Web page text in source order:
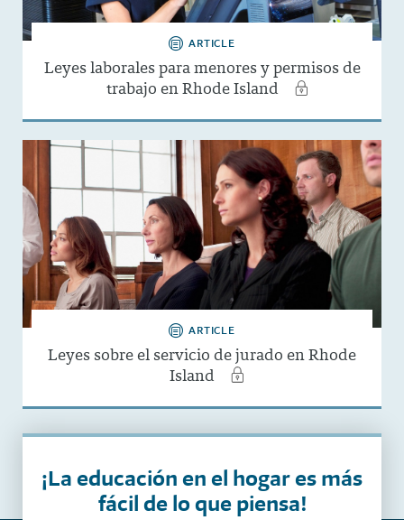
ARTICLE
Leyes laborales para menores y permisos de
trabajo en Rhode Island
ARTICLE
Leyes sobre el servicio de jurado en Rhode
Island
¡La educación en el hogar es más
fácil de lo que piensa!